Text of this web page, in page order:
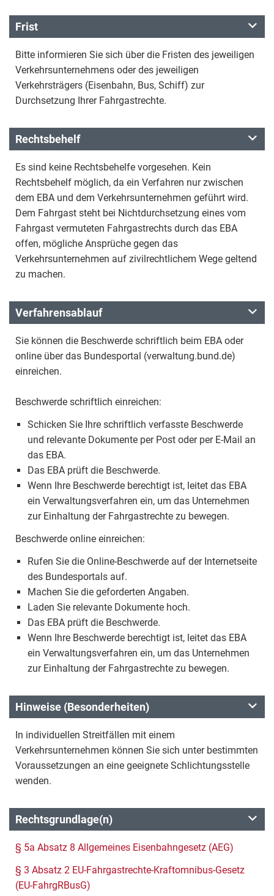
Frist
Bitte informieren Sie sich über die Fristen des jeweiligen
Verkehrsunternehmens oder des jeweiligen
Verkehrsträgers (Eisenbahn, Bus, Schiff) zur
Durchsetzung Ihrer Fahrgastrechte.
Rechtsbehelf
Es sind keine Rechtsbehelfe vorgesehen. Kein
Rechtsbehelf möglich, da ein Verfahren nur zwischen
dem EBA und dem Verkehrsunternehmen geführt wird.
Dem Fahrgast steht bei Nichtdurchsetzung eines vom
Fahrgast vermuteten Fahrgastrechts durch das EBA
offen, mögliche Ansprüche gegen das
Verkehrsunternehmen auf zivilrechtlichem Wege geltend
zu machen.
Verfahrensablauf
Sie können die Beschwerde schriftlich beim EBA oder
online über das Bundesportal (verwaltung.bund.de)
einreichen.
Beschwerde schriftlich einreichen:
Schicken Sie Ihre schriftlich verfasste Beschwerde
und relevante Dokumente per Post oder per E-Mail an
das EBA.
Das EBA prüft die Beschwerde.
Wenn Ihre Beschwerde berechtigt ist, leitet das EBA
ein Verwaltungsverfahren ein, um das Unternehmen
zur Einhaltung der Fahrgastrechte zu bewegen.
Beschwerde online einreichen:
Rufen Sie die Online-Beschwerde auf der Internetseite
des Bundesportals auf.
Machen Sie die geforderten Angaben.
Laden Sie relevante Dokumente hoch.
Das EBA prüft die Beschwerde.
Wenn Ihre Beschwerde berechtigt ist, leitet das EBA
ein Verwaltungsverfahren ein, um das Unternehmen
zur Einhaltung der Fahrgastrechte zu bewegen.
Hinweise (Besonderheiten)
In individuellen Streitfällen mit einem
Verkehrsunternehmen können Sie sich unter bestimmten
Voraussetzungen an eine geeignete Schlichtungsstelle
wenden.
Rechtsgrundlage(n)
§ 5a Absatz 8 Allgemeines Eisenbahngesetz (AEG)
§ 3 Absatz 2 EU-Fahrgastrechte-Kraftomnibus-Gesetz
(EU-FahrgRBusG)